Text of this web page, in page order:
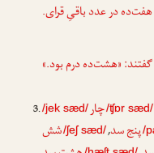
در عدد باقیِ قرای.
«هشت‌ده درم بود.»
/jek sæd/ /ʧɒr sæd/چار
/پنج سد,
/ʃeʃ sæd/شش